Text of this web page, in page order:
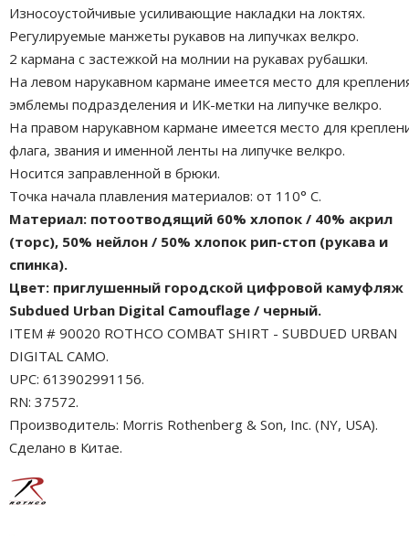
Износоустойчивые усиливающие накладки на локтях.
Регулируемые манжеты рукавов на липучках велкро.
2 кармана с застежкой на молнии на рукавах рубашки.
На левом нарукавном кармане имеется место для
эмблемы подразделения и ИК-метки на липучке велкро.
На правом нарукавном кармане имеется место для
флага, звания и именной ленты на липучке велкро.
Носится заправленной в брюки.
Точка начала плавления материалов: от 110° С.
Материал: потоотводящий 60% хлопок / 40% акрил
(торс), 50% нейлон / 50% хлопок рип-стоп (рукава и
спинка).
Цвет: приглушенный городской цифровой камуфляж
Subdued Urban Digital Camouflage / черный.
ITEM # 90020 ROTHCO COMBAT SHIRT - SUBDUED URBAN
DIGITAL CAMO.
UPC: 613902991156.
RN: 37572.
Производитель: Morris Rothenberg & Son, Inc. (NY, USA).
Сделано в Китае.